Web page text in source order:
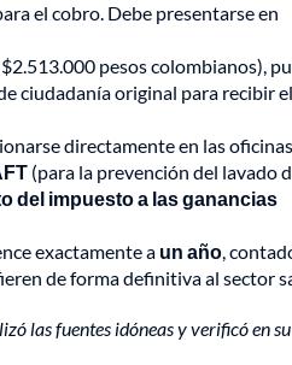
el cobro. Debe presentarse en
pesos colombianos),
ciudadanía original para recibir el
directamente en las oficinas
(para la prevención del lavado
del impuesto a las ganancias
exactamente a un año,
de forma definitiva al sector
las fuentes idóneas y verificó en su